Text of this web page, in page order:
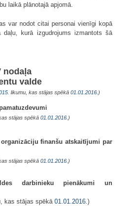
laikā plānotajā apjomā.
var nodot citai personai vienīgi kopā
daļu, kurā izgudrojums izmantots šā
nodaļa
valde
. likumu, kas stājas spēkā 01.01.2016. )
stājas spēkā 01.01.2016. )
finanšu atskaitījumi par
stājas spēkā 01.01.2016. )
darbinieku pienākumi un
kas stājas spēkā 01.01.2016.)